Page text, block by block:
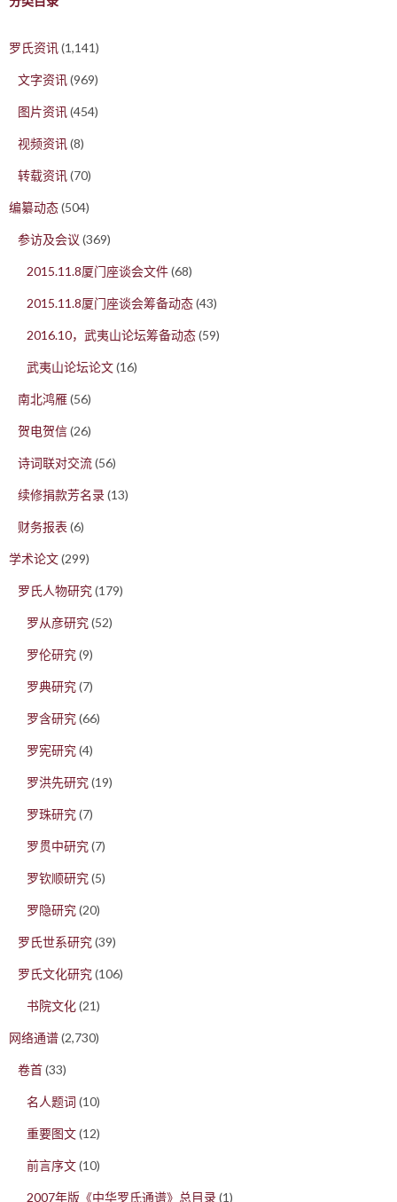
罗氏资讯(1,141)
文字资讯(969)
图片资讯(454)
视频资讯(8)
转载资讯(70)
编纂动态(504)
参访及会议 (369)
2015.11.8厦门座谈会文件(68)
2015.11.8厦门座谈会筹备动态(43)
2016.10，武夷山论坛筹备动态(59)
武夷山论坛论文(16)
南北鸿雁(56)
贺电贺信(26)
诗词联对交流(56)
续修捐款芳名录(13)
财务报表 (6)
学术论文(299)
罗氏人物研究(179)
罗从彦研究(52)
罗伦研究(9)
罗典研究(7)
罗含研究(66)
罗宪研究(4)
罗洪先研究(19)
罗珠研究(7)
罗贯中研究(7)
罗钦顺研究(5)
罗隐研究(20)
罗氏世系研究(39)
罗氏文化研究(106)
书院文化(21)
网络通谱(2,730)
卷首(33)
名人题词 (10)
重要图文(12)
前言序文(10)
2007年版《中华罗氏通谱》总目录(1)